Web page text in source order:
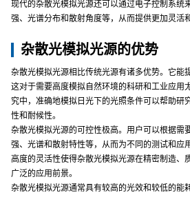
现代的杂散光模拟光源还可以通过电子控制系统
强、光谱分布和散射角度等，从而提供更加灵活
杂散光模拟光源的优势
杂散光模拟光源相比传统光源有诸多优势。它能
这对于需要高度模拟自然环境的科研和工业应用
究中，准确地模拟日光下的光照条件可以帮助研
性和耐候性。
杂散光模拟光源的可控性极高。用户可以根据需
强、光谱和散射特性等，从而为不同的测试和应
高度的灵活性使得杂散光模拟光源在精密制造、
广泛的应用前景。
杂散光模拟光源通常具有较高的光效和较低的能